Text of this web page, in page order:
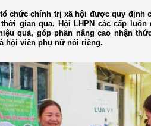
chức chính trị xã hội được quy định
gian qua, Hội LHPN các cấp luôn
quả, góp phần nâng cao nhận
hội viên phụ nữ nói riêng.